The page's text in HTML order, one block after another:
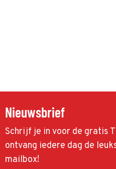
Nieuwsbrief
Schrijf je in voor de gratis
ontvang iedere dag de
mailbox!